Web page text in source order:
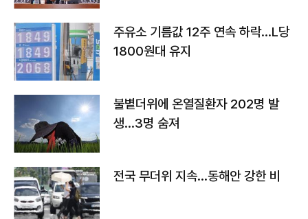
주유소 기름값 12주 연속 하락…L당
1800원대 유지
불볕더위에 온열질환자 202명 발
생…3명 숨져
전국 무더위 지속…동해안 강한 비